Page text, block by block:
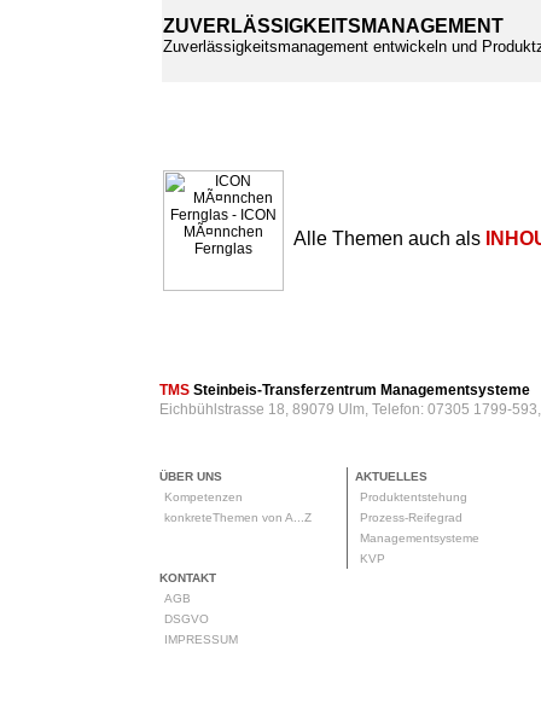
ZUVERLÄSSIGKEITSMANAGEMENT
Zuverlässigkeitsmanagement entwickeln und
Alle Themen auch als
TMS Steinbeis-Transferzentrum Managementsysteme
Eichbühlstrasse 18, 89079 Ulm, Telefon: 07305 1799-
ÜBER UNS
Kompetenzen
konkreteThemen von A...Z
AKTUELLES
Produktentstehung
Prozess-Reifegrad
Managementsysteme
KVP
KONTAKT
AGB
DSGVO
IMPRESSUM